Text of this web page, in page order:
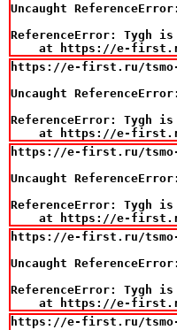
Uncaught
ReferenceError: Tygh
at https://e-
https://e-first.ru/tsmo-
Uncaught
ReferenceError: Tygh
at https://e-
https://e-first.ru/tsmo-
Uncaught
ReferenceError: Tygh
at https://e-
https://e-first.ru/tsmo-
Uncaught
ReferenceError: Tygh
at https://e-
https://e-first.ru/tsmo-